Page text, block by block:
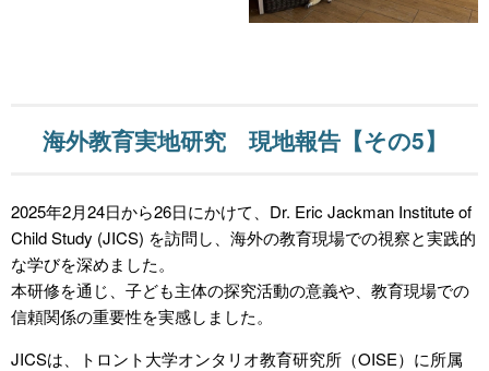
海外教育実地研究 現地報告【その5】
2025年2月24日から26日にかけて、Dr. Eric Jackman Institute of
Child Study (JICS) を訪問し、海外の教育現場での視察と実践的
な学びを深めました。
本研修を通じ、子ども主体の探究活動の意義や、教育現場での
信頼関係の重要性を実感しました。
JICSは、トロント大学オンタリオ教育研究所（OISE）に所属